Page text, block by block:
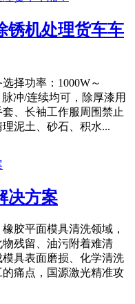
锈机处理货车车
择功率：1000W～
冲/连续均可，除厚漆用
、长袖工作服周围禁止
泥土、砂石、积水...
决方案
胶平面模具清洗领域，
残留、油污附着难清
具表面磨损、化学清洗
痛点，国源激光精准攻